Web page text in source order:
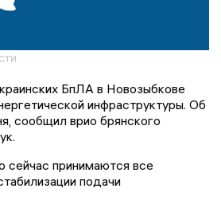
БпЛА в Новозыбкове
инфраструктуры. Об
сообщил врио брянского
сейчас принимаются все
подачи